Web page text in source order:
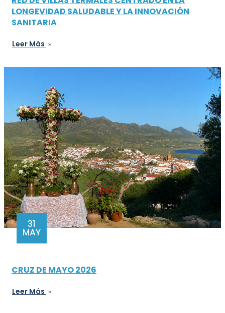
LONGEVIDAD SALUDABLE Y LA INNOVACIÓN
SANITARIA
Leer Más
31
MAY
CRUZ DE MAYO 2026
Leer Más